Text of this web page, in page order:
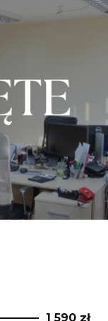
1 590 zł